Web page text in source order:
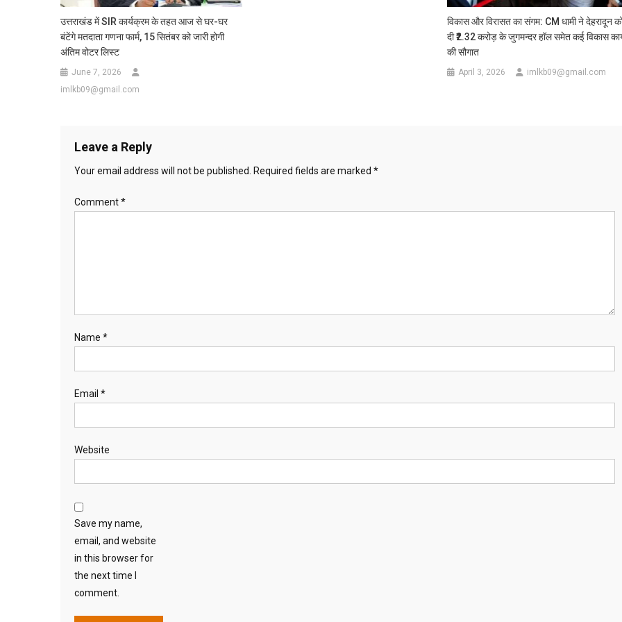
उत्तराखंड में SIR कार्यक्रम के तहत आज से घर-घर
बंटेंगे मतदाता गणना फार्म, 15 सितंबर को जारी होगी
अंतिम वोटर लिस्ट
June 7, 2026
imlkb09@gmail.com
विकास और विरासत का संगम: CM धामी ने देहरादून
दी ₹2.32 करोड़ के जुगमन्दर हॉल समेत कई विकास
की सौगात
April 3, 2026 imlkb09@gmail.com
Leave a Reply
Your email address will not be published. Required fields are marked *
Comment*
Name *
Email *
Website
Save my name,
email, and website
in this browser for
the next time I
comment.